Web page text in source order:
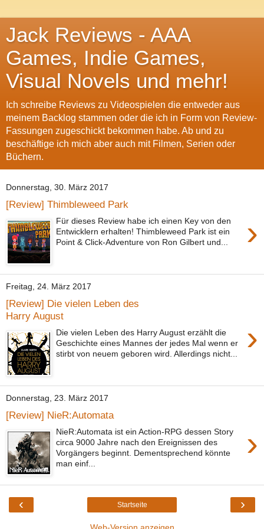
Jack Reviews - AAA
Games, Indie Games,
Visual Novels und mehr!
Ich schreibe Reviews zu Videospielen die entweder aus
meinem Backlog stammen oder die ich in Form von Review-
Fassungen zugeschickt bekommen habe. Ab und zu
beschäftige ich mich aber auch mit Filmen, Serien oder
Büchern.
Donnerstag, 30. März 2017
[Review] Thimbleweed Park
›
Für dieses Review habe ich einen Key von den
Entwicklern erhalten! Thimbleweed Park ist ein
Point & Click-Adventure von Ron Gilbert und...
Freitag, 24. März 2017
[Review] Die vielen Leben des
Harry August
›
Die vielen Leben des Harry August erzählt die
Geschichte eines Mannes der jedes Mal wenn er
stirbt von neuem geboren wird. Allerdings nicht...
Donnerstag, 23. März 2017
[Review] NieR:Automata
›
NieR:Automata ist ein Action-RPG dessen Story
circa 9000 Jahre nach den Ereignissen des
Vorgängers beginnt. Dementsprechend könnte
man einf...
‹ ›
Startseite